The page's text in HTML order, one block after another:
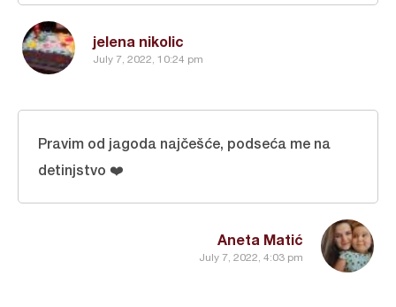
jelena nikolic
July 7, 2022, 10:24 pm
Aneta Matić
July 7, 2022, 4:03 pm
Pravim od jagoda najčešće, podseća me na
detinjstvo ❤️